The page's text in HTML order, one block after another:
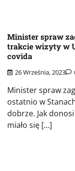
Minister spraw
trakcie wizyty w
covida
26 Września, 2023
Minister spraw
ostatnio w
dobrze. Jak
miało się […]